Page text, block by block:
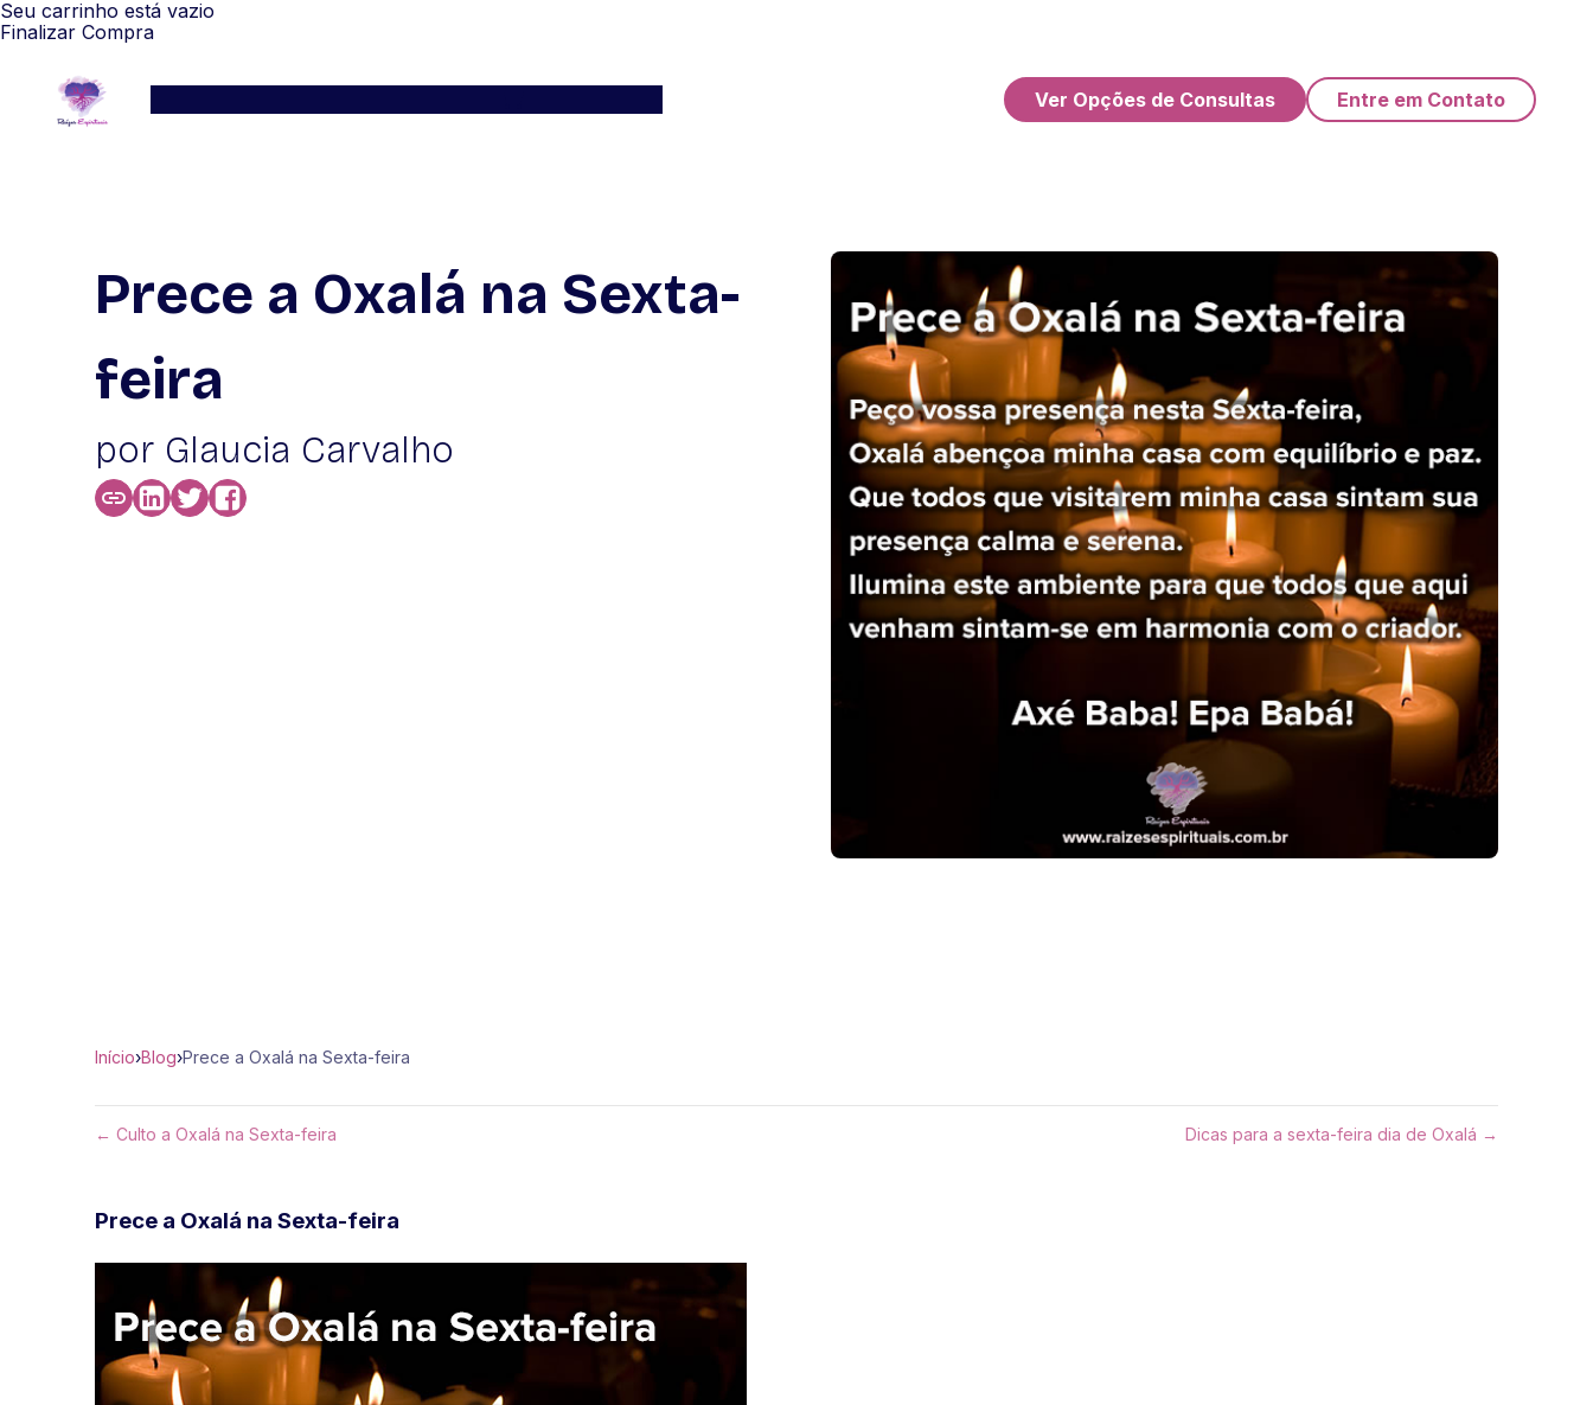
Seu carrinho está vazio
Finalizar Compra
Ver Opções de Consultas Entre em Contato
Prece a Oxalá na Sexta-
feira
por Glaucia Carvalho
Início›Blog›Prece a Oxalá na Sexta-feira
← Culto a Oxalá na Sexta-feira Dicas para a sexta-feira dia de Oxalá →
Prece a Oxalá na Sexta-feira